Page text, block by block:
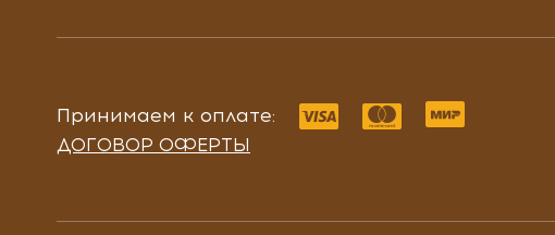
Принимаем к оплате:
ДОГОВОР ОФЕРТЫ